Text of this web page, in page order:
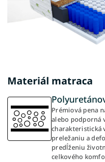
Materiál matraca
Prémiová pena
alebo podporná
charakteristická
preležaniu a
predĺženiu
celkového